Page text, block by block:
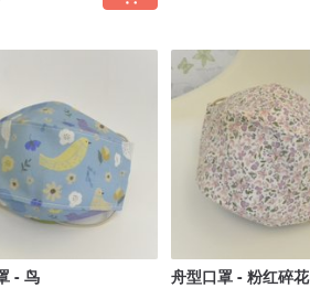
- 鸟 舟型口罩 - 粉红碎花